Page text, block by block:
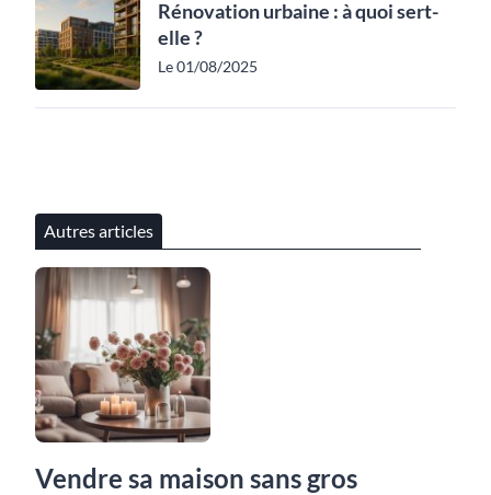
Rénovation urbaine : à quoi sert-
elle ?
Le 01/08/2025
Autres articles
Vendre sa maison sans gros